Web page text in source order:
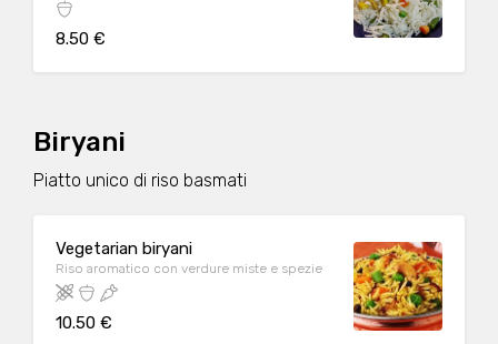
8.50 €
Biryani
Piatto unico di riso basmati
Vegetarian biryani
Riso aromatico con verdure miste e spezie
10.50 €